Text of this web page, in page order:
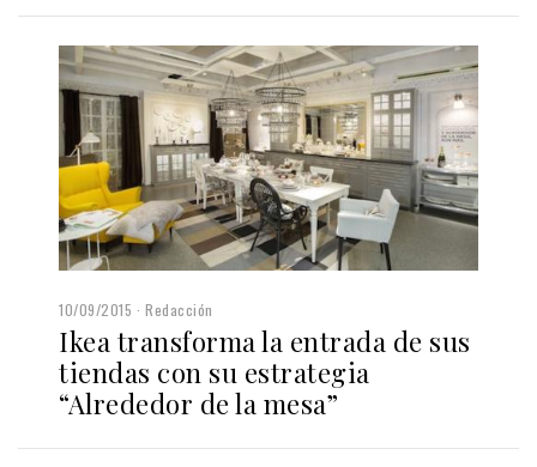
10/09/2015 Redacción
Ikea transforma la entrada de sus
tiendas con su estrategia
“Alrededor de la mesa”